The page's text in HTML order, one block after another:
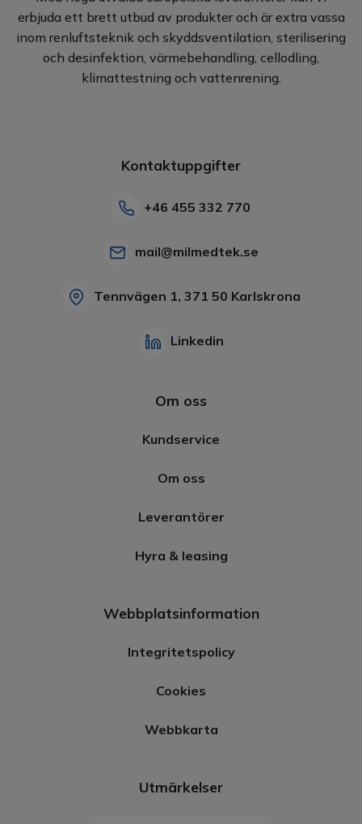
erbjuda ett brett utbud av produkter och är extra vassa
inom renluftsteknik och skyddsventilation, sterilisering
och desinfektion, värmebehandling, cellodling,
klimattestning och vattenrening.
Kontaktuppgifter
+46 455 332 770
mail@milmedtek.se
Tennvägen 1, 371 50 Karlskrona
Linkedin
Om oss
Kundservice
Om oss
Leverantörer
Hyra & leasing
Webbplatsinformation
Integritetspolicy
Cookies
Webbkarta
Utmärkelser